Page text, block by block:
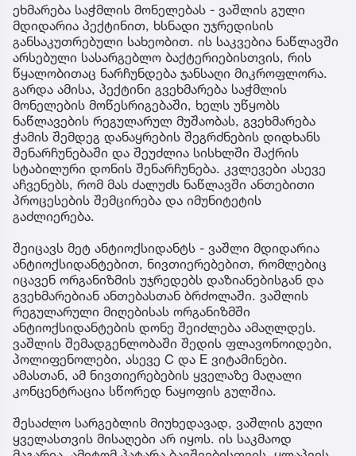
ეხმარება საჭმლის მონელებას - ვაშლის გული
მდიდარია პექტინით, ხსნადი უჯრედისის
განსაკუთრებული სახეობით. ის საკვებია ნაწლავში
არსებული სასარგებლო ბაქტერიებისთვის, რის
წყალობითაც ნარჩუნდება ჯანსაღი მიკროფლორა.
გარდა ამისა, პექტინი გვეხმარება საჭმლის
მონელების მოწესრიგებაში, ხელს უწყობს
ნაწლავების რეგულარულ მუშაობას, გვეხმარება
ჭამის შემდეგ დანაყრების შეგრძნების დიდხანს
შენარჩუნებაში და შეუძლია სისხლში შაქრის
სტაბილური დონის შენარჩუნება. კვლევები ასევე
აჩვენებს, რომ მას ძალუძს ნაწლავში ანთებითი
პროცესების შემცირება და იმუნიტეტის
გაძლიერება.
შეიცავს მეტ ანტიოქსიდანტს - ვაშლი მდიდარია
ანტიოქსიდანტებით, ნივთიერებებით, რომლებიც
იცავენ ორგანიზმის უჯრედებს დაზიანებისგან და
გვეხმარებიან ანთებასთან ბრძოლაში. ვაშლის
რეგულარული მიღებისას ორგანიზმში
ანტიოქსიდანტების დონე შეიძლება ამაღლდეს.
ვაშლის შემადგენლობაში შედის ფლავონოიდები,
პოლიფენოლები, ასევე C და E ვიტამინები.
ამასთან, ამ ნივთიერებების ყველაზე მაღალი
კონცენტრაცია სწორედ ნაყოფის გულშია.
შესაძლო სარგებლის მიუხედავად, ვაშლის გული
ყველასთვის მისაღები არ იყოს. ის საკმაოდ